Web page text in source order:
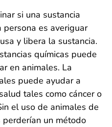
si una sustancia
persona es averiguar
y libera la sustancia.
químicas puede
en animales. La
puede ayudar a
tales como cáncer o
el uso de animales de
un método